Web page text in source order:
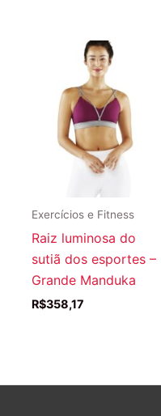
Exercícios e Fitness
Raiz luminosa do
sutiã dos esportes –
Grande Manduka
R$358,17